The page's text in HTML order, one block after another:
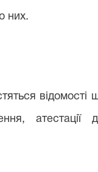
них.
відомості